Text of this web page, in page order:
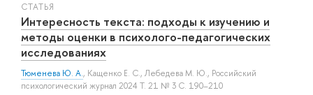
СТАТЬЯ
Интересность текста: подходы к изучению и
методы оценки в психолого-педагогических
исследованиях
Тюменева Ю. А., Кащенко Е. С., Лебедева М. Ю., Российский
психологический журнал 2024 Т. 21 № 3 С. 190–210